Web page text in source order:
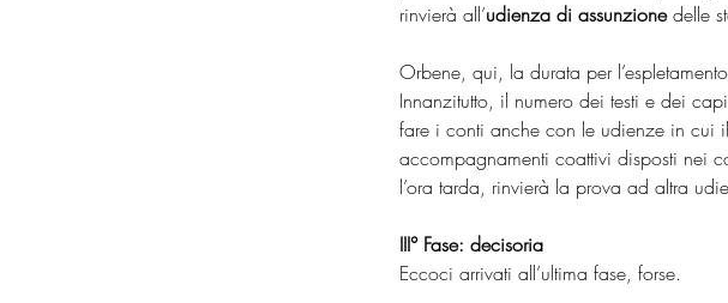
rinvierà all’udienza di assunzione delle
Orbene, qui, la durata per
Innanzitutto, il numero dei testi e dei
fare i conti anche con le udienze in cui
accompagnamenti coattivi disposti nei
l’ora tarda, rinvierà la prova ad altra
III° Fase: decisoria
Eccoci arrivati all’ultima fase, forse.